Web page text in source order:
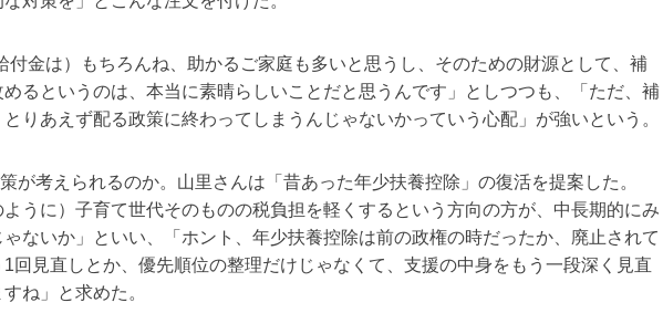
付金は）もちろんね、助かるご家庭も多いと思うし、そのための財源として、補
るというのは、本当に素晴らしいことだと思うんです」としつつも、「ただ、補
りあえず配る政策に終わってしまうんじゃないかっていう心配」が強いという。
が考えられるのか。山里さんは「昔あった年少扶養控除」の復活を提案した。
ように）子育て世代そのものの税負担を軽くするという方向の方が、中長期的にみ
ないか」といい、「ホント、年少扶養控除は前の政権の時だったか、廃止されて
1回見直しとか、優先順位の整理だけじゃなくて、支援の中身をもう一段深く見直
ね」と求めた。